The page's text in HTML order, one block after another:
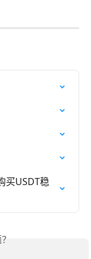
买USDT稳